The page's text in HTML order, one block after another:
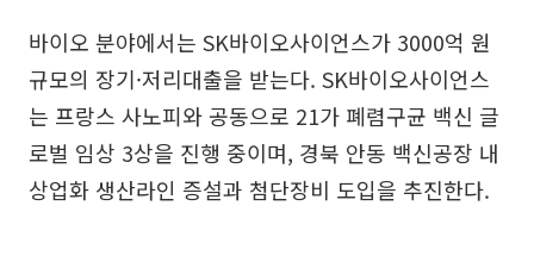
바이오 분야에서는 SK바이오사이언스가 3000억 원
규모의 장기·저리대출을 받는다. SK바이오사이언스
는 프랑스 사노피와 공동으로 21가 폐렴구균 백신 글
로벌 임상 3상을 진행 중이며, 경북 안동 백신공장 내
상업화 생산라인 증설과 첨단장비 도입을 추진한다.